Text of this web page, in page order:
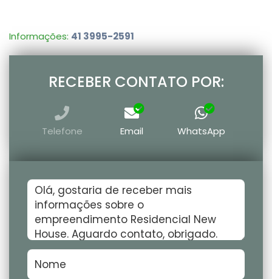
Informações: 41 3995-2591
RECEBER CONTATO POR:
Telefone Email WhatsApp